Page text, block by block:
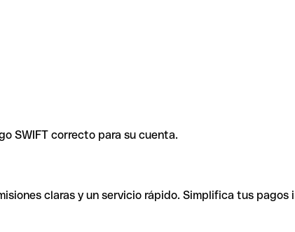
SWIFT correcto para su cuenta.
claras y un servicio rápido. Simplifica tus pagos